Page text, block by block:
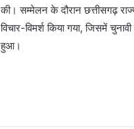
की। सम्मेलन के दौरान छत्तीसगढ़
विचार-विमर्श किया गया, जिसमें
हुआ।